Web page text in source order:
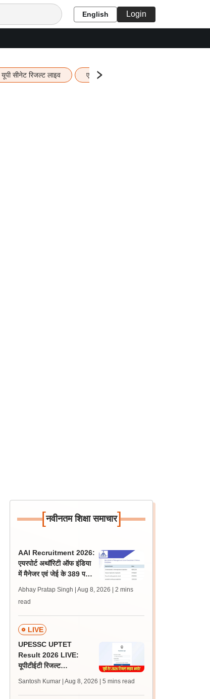
English Login
यूपी सीनेट रिजल्ट लाइव एचबीएसई 12वीं का रिजल्ट लाइव
[नवीनतम शिक्षा समाचार]
AAI Recruitment 2026:
एयरपोर्ट अथॉरिटी ऑफ इंडिया
में मैनेजर एवं जेई के 389 पदों
Abhay Pratap Singh | Aug 8, 2026
| 2 mins
read
LIVE
UPESSC UPTET
Result 2026 LIVE:
यूपीटीईटी रिजल्ट
जल्द, जानें लेटेस्ट अपडेट,
Santosh Kumar | Aug 8, 2026 | 5 mins read